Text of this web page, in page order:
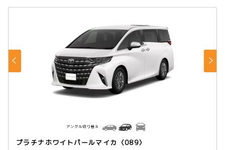
プラチナホワイトパールマイカ〈089〉
アングル切り替え